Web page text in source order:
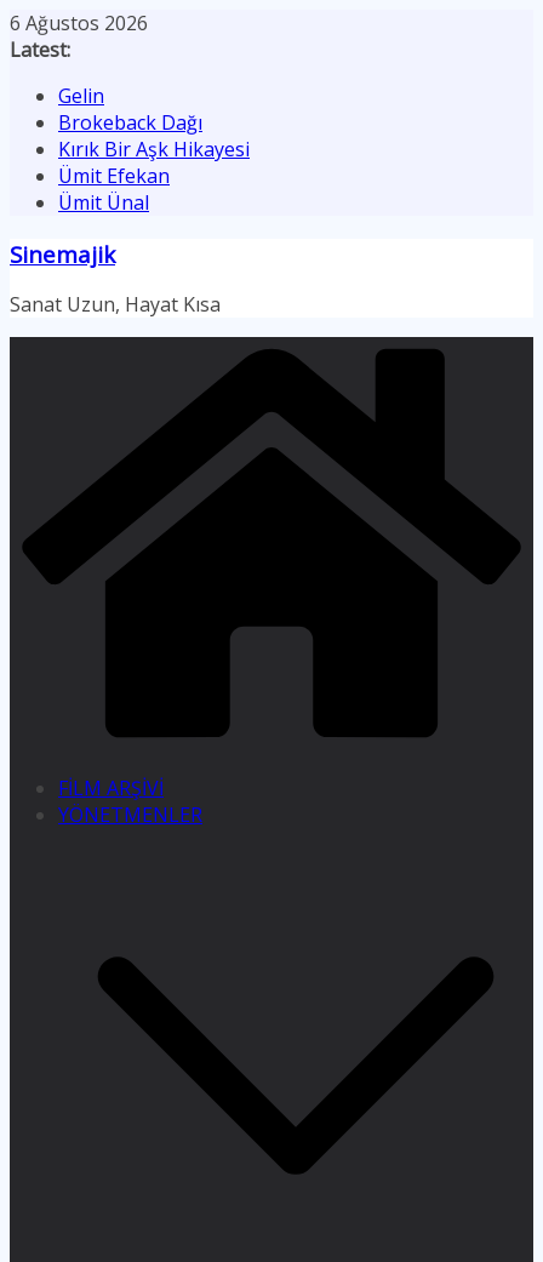
Skip
to
6 Ağustos 2026
Latest:
Gelin
Brokeback Dağı
Kırık Bir Aşk Hikayesi
Ümit Efekan
Ümit Ünal
Sinemajik
Sanat Uzun, Hayat Kısa
FİLM ARŞİVİ
YÖNETMENLER